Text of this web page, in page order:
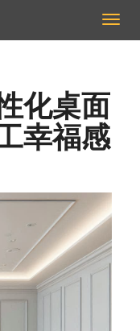
切
换
化桌面
幸福感